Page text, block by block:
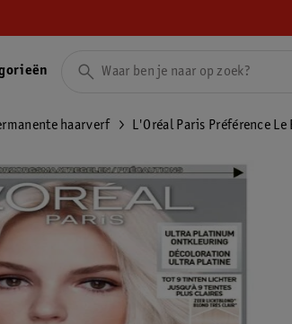
haarverf L'Oréal Paris Préférence